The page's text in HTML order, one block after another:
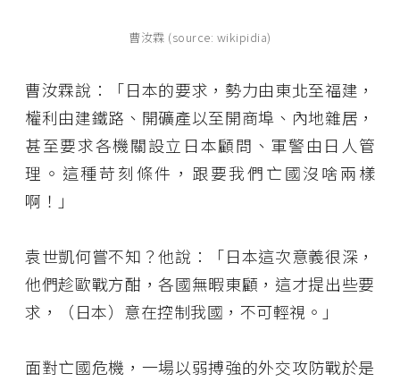
曹汝霖 (source: wikipidia)
曹汝霖說：「日本的要求，勢力由東北至福建，
權利由建鐵路、開礦產以至開商埠、內地雜居，
甚至要求各機關設立日本顧問、軍警由日人管
理。這種苛刻條件，跟要我們亡國沒啥兩樣
啊！」
袁世凱何嘗不知？他說：「日本這次意義很深，
他們趁歐戰方酣，各國無暇東顧，這才提出些要
求，（日本）意在控制我國，不可輕視。」
面對亡國危機，一場以弱搏強的外交攻防戰於是